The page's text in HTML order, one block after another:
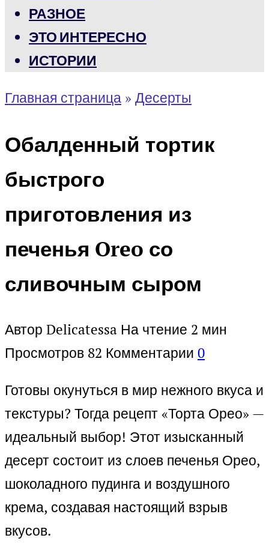
РАЗНОЕ
ЭТО ИНТЕРЕСНО
ИСТОРИИ
Главная страница » Десерты
Обалденный тортик
быстрого
приготовления из
печенья Oreo со
сливочным сыром
Автор Delicatessa На чтение 2 мин
Просмотров 82 Комментарии 0
Готовы окунуться в мир нежного вкуса и
текстуры? Тогда рецепт «Торта Орео» —
идеальный выбор! Этот изысканный
десерт состоит из слоев печенья Орео,
шоколадного пудинга и воздушного
крема, создавая настоящий взрыв
вкусов.